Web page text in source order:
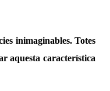
inimaginables. Totes
aquesta característica